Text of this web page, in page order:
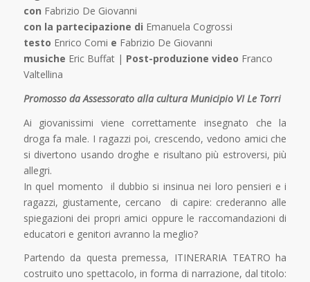
con Fabrizio De Giovanni
con la partecipazione di Emanuela Cogrossi
testo Enrico Comi e Fabrizio De Giovanni
musiche Eric Buffat | Post-produzione video Franco
Valtellina
Promosso da Assessorato alla cultura Municipio VI Le Torri
Ai giovanissimi viene correttamente insegnato che la
droga fa male. I ragazzi poi, crescendo, vedono amici che
si divertono usando droghe e risultano più estroversi, più
allegri.
In quel momento il dubbio si insinua nei loro pensieri e i
ragazzi, giustamente, cercano di capire: crederanno alle
spiegazioni dei propri amici oppure le raccomandazioni di
educatori e genitori avranno la meglio?
Partendo da questa premessa, ITINERARIA TEATRO ha
costruito uno spettacolo, in forma di narrazione, dal titolo: